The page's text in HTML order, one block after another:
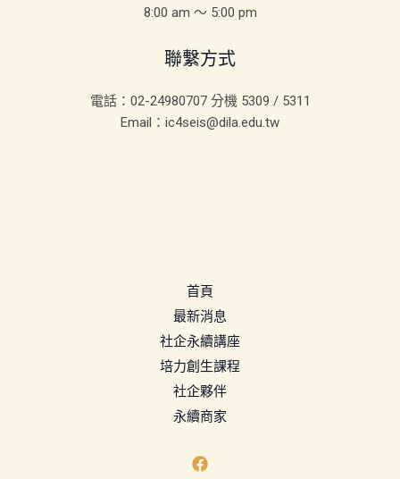
8:00 am ～ 5:00 pm
聯繫方式
電話：02-24980707 分機 5309 / 5311
Email：ic4seis@dila.edu.tw
首頁
最新消息
社企永續講座
培力創生課程
社企夥伴
永續商家